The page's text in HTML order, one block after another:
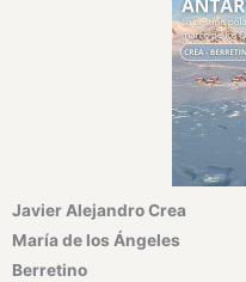
Javier Alejandro Crea
María de los Ángeles
Berretino